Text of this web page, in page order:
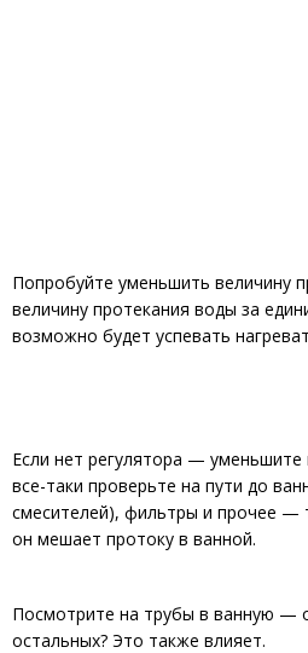
Попробуйте уменьшить величину
величину протекания воды за
возможно будет успевать
Если нет регулятора —
все-таки проверьте на пути до
смесителей), фильтры и прочее —
он мешает протоку в ванной.
Посмотрите на трубы в ванную —
остальных? Это также влияет.